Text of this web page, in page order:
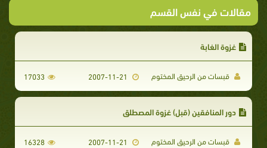
مقالات في نفس القسم
غزوة الغابة
قبسات من الرحيق المختوم 17033
دور المنافقين (قبل) غزوة المصطلق
قبسات من الرحيق المختوم 16328